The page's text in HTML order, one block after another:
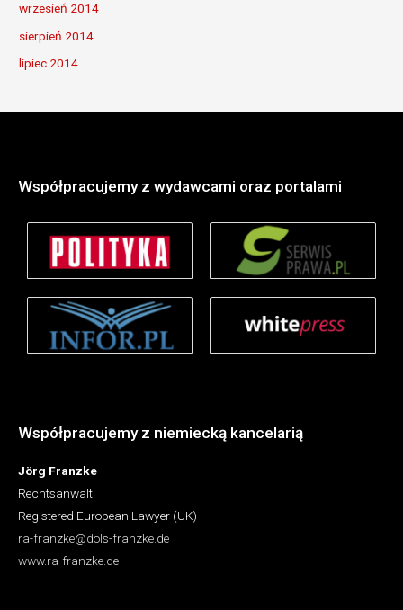
wrzesień 2014
sierpień 2014
lipiec 2014
Współpracujemy z wydawcami oraz portalami
Współpracujemy z niemiecką kancelarią
Jörg Franzke
Rechtsanwalt
Registered European Lawyer (UK)
ra-franzke@dols-franzke.de
www.ra-franzke.de